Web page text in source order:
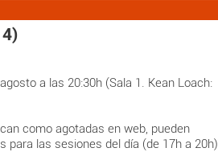
a las 20:30h (Sala 1. Kean Loach:
como agotadas en web, pueden
para las sesiones del día (de 17h a 20h)